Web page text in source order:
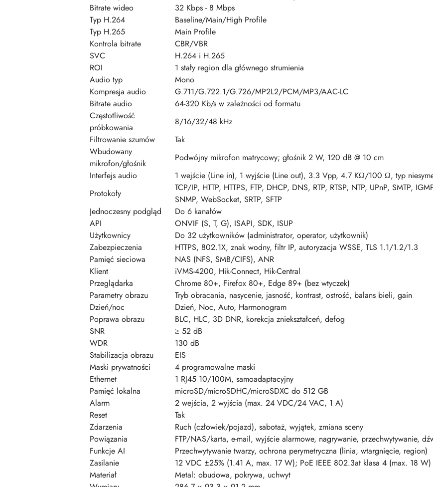
Bitrate wideo
32 Kbps - 8 Mbps
Typ H.264
Baseline/Main/High Profile
Typ H.265
Main Profile
Kontrola bitrate
CBR/VBR
SVC
H.264 i H.265
ROI
1 stały region dla głównego strumienia
Audio typ
Mono
Kompresja audio
G.711/G.722.1/G.726/MP2L2/PCM/MP3/AAC-LC
Bitrate audio
64-320 Kb/s w zależności od formatu
Częstotliwość
próbkowania
8/16/32/48 kHz
Filtrowanie szumów
Tak
Wbudowany
mikrofon/głośnik
Podwójny mikrofon matrycowy; głośnik 2 W, 120 dB @ 10 cm
Interfejs audio
1 wejście (Line in), 1 wyjście (Line out), 3.3 Vpp, 4.7 KΩ/100 Ω, typ
Protokoły
TCP/IP, HTTP, HTTPS, FTP, DHCP, DNS, RTP, RTSP, NTP, UPnP, SMTP,
SNMP, WebSocket, SRTP, SFTP
Jednoczesny podgląd
Do 6 kanałów
API
ONVIF (S, T, G), ISAPI, SDK, ISUP
Użytkownicy
Do 32 użytkowników (administrator, operator, użytkownik)
Zabezpieczenia
HTTPS, 802.1X, znak wodny, filtr IP, autoryzacja WSSE, TLS 1.1/1.2/1.3
Pamięć sieciowa
NAS (NFS, SMB/CIFS), ANR
Klient
iVMS-4200, Hik-Connect, Hik-Central
Przeglądarka
Chrome 80+, Firefox 80+, Edge 89+ (bez wtyczek)
Parametry obrazu
Tryb obracania, nasycenie, jasność, kontrast, ostrość, balans bieli, gain
Dzień/noc
Dzień, Noc, Auto, Harmonogram
Poprawa obrazu
BLC, HLC, 3D DNR, korekcja zniekształceń, defog
SNR
≥ 52 dB
WDR
130 dB
Stabilizacja obrazu
EIS
Maski prywatności
4 programowalne maski
Ethernet
1 RJ45 10/100M, samoadaptacyjny
Pamięć lokalna
microSD/microSDHC/microSDXC do 512 GB
Alarm
2 wejścia, 2 wyjścia (max. 24 VDC/24 VAC, 1 A)
Reset
Tak
Zdarzenia
Ruch (człowiek/pojazd), sabotaż, wyjątek, zmiana sceny
Powiązania
FTP/NAS/karta, e-mail, wyjście alarmowe, nagrywanie, przechwytywanie,
Funkcje AI
Przechwytywanie twarzy, ochrona perymetryczna (linia, wtargnięcie, region)
Zasilanie
12 VDC ±25% (1.41 A, max. 17 W); PoE IEEE 802.3at klasa 4 (max. 18 W)
Materiał
Metal: obudowa, pokrywa, uchwyt